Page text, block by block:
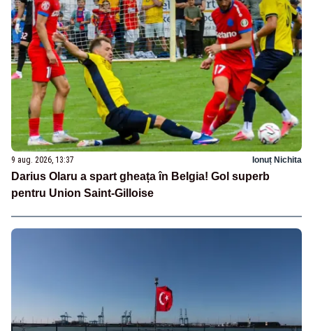
9 aug. 2026, 13:37 Ionuț Nichita
Darius Olaru a spart gheața în Belgia! Gol superb
pentru Union Saint-Gilloise